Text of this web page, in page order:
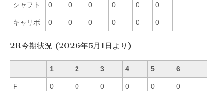
シャフト 0 0 0 0 0 0
キャリボ 0 0 0 0 0 0
2R今期状況 (2026年5月1日より)
1 2 3 4 5 6
F 0 0 0 0 0 0